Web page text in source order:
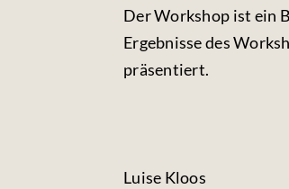
Der Workshop ist ein
Ergebnisse des
präsentiert.
Luise Kloos